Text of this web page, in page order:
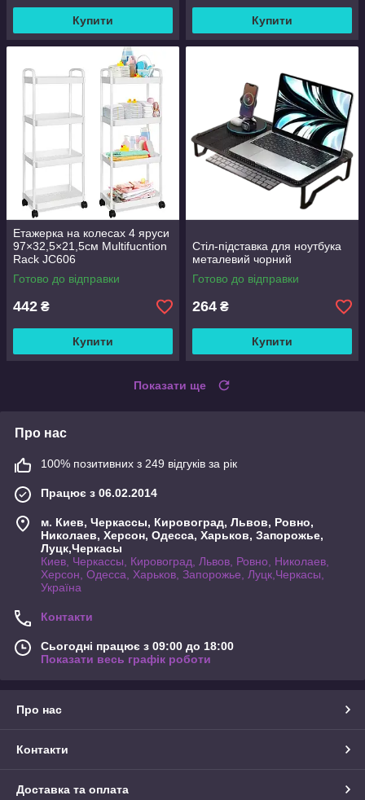
Купити Купити
Етажерка на колесах 4 яруси
97×32,5×21,5см Multifucntion
Rack JC606
Готово до відправки
442 ₴
Купити
Стіл-підставка для ноутбука
металевий чорний
Готово до відправки
264 ₴
Купити
Показати ще
Про нас
100% позитивних з 249 відгуків за рік
Працює з 06.02.2014
м. Киев, Черкассы, Кировоград, Львов, Ровно,
Николаев, Херсон, Одесса, Харьков, Запорожье,
Луцк,Черкасы
Киев, Черкассы, Кировоград, Львов, Ровно, Николаев,
Херсон, Одесса, Харьков, Запорожье, Луцк,Черкасы,
Україна
Контакти
Сьогодні працює з 09:00 до 18:00
Показати весь графік роботи
Про нас
Контакти
Доставка та оплата